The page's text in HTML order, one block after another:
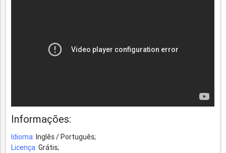
Informações:
Idioma: Inglês / Português;
Licença: Grátis;